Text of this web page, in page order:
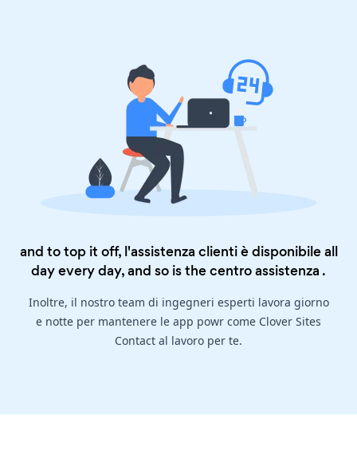
and to top it off, l'assistenza clienti è disponibile all
day every day, and so is thecentro assistenza .
Inoltre, il nostro team di ingegneri esperti lavora giorno
e notte per mantenere le app powr come Clover Sites
Contact al lavoro per te.